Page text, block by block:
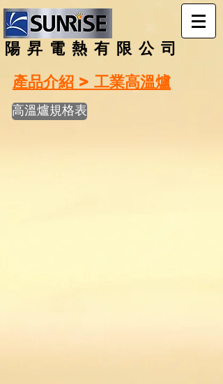
陽昇電熱有限公司
高溫爐規格表
產品介紹 > 工業高溫爐